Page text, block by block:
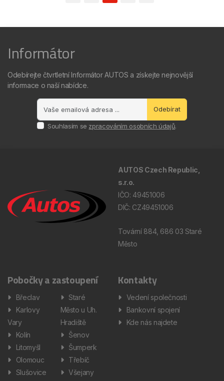
Informátor
Odebírejte čtvrtletní Informátor AUTOS a získejte nejnovější
informace o naší nabídce.
Odebírat
Souhlasím se zpracováním osobních údajů.
AUTOS Czech Republic,
s.r.o.
IČO: 49451006
DIČ: CZ49451006
Tovární 884, 686 03 Staré
Město
Pobočky a zastoupení
Břeclav
Karlovy
Vary
Kolín
Litomyšl
Olomouc
Slušovice
Staré
Město u Uh.
Hradiště
Šenov
Šumperk
Třebíč
Všejany
Kontakty
Vedení společnosti
Bankovní spojení
Kde nás najdete